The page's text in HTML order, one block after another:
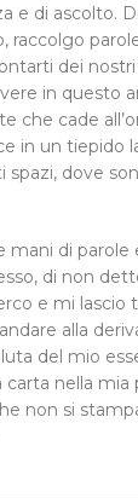
e di ascolto.
raccolgo
dei
in questo
che cade
in un tiepido
dove
mani di
di non
e mi lascio
alla
del mio
nella mia
non si